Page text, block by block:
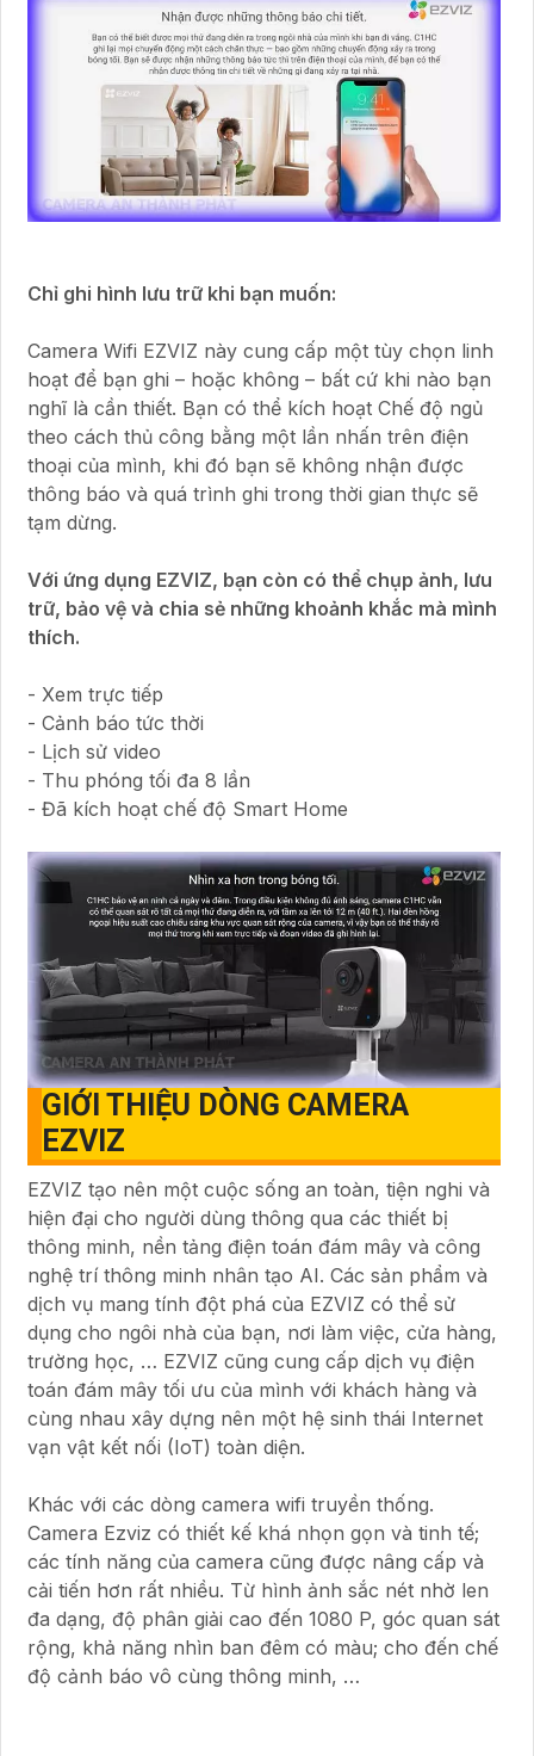
Chỉ ghi hình lưu trữ khi bạn muốn:
Camera Wifi EZVIZ này cung cấp một tùy chọn linh
hoạt để bạn ghi – hoặc không – bất cứ khi nào bạn
nghĩ là cần thiết. Bạn có thể kích hoạt Chế độ ngủ
theo cách thủ công bằng một lần nhấn trên điện
thoại của mình, khi đó bạn sẽ không nhận được
thông báo và quá trình ghi trong thời gian thực sẽ
tạm dừng.
Với ứng dụng EZVIZ, bạn còn có thể chụp ảnh, lưu
trữ, bảo vệ và chia sẻ những khoảnh khắc mà mình
thích.
- Xem trực tiếp
- Cảnh báo tức thời
- Lịch sử video
- Thu phóng tối đa 8 lần
- Đã kích hoạt chế độ Smart Home
GIỚI THIỆU DÒNG CAMERA
EZVIZ
EZVIZ tạo nên một cuộc sống an toàn, tiện nghi và
hiện đại cho người dùng thông qua các thiết bị
thông minh, nền tảng điện toán đám mây và công
nghệ trí thông minh nhân tạo AI. Các sản phẩm và
dịch vụ mang tính đột phá của EZVIZ có thể sử
dụng cho ngôi nhà của bạn, nơi làm việc, cửa hàng,
trường học, … EZVIZ cũng cung cấp dịch vụ điện
toán đám mây tối ưu của mình với khách hàng và
cùng nhau xây dựng nên một hệ sinh thái Internet
vạn vật kết nối (IoT) toàn diện.
Khác với các dòng camera wifi truyền thống.
Camera Ezviz có thiết kế khá nhọn gọn và tinh tế;
các tính năng của camera cũng được nâng cấp và
cải tiến hơn rất nhiều. Từ hình ảnh sắc nét nhờ len
đa dạng, độ phân giải cao đến 1080 P, góc quan sát
rộng, khả năng nhìn ban đêm có màu; cho đến chế
độ cảnh báo vô cùng thông minh, …